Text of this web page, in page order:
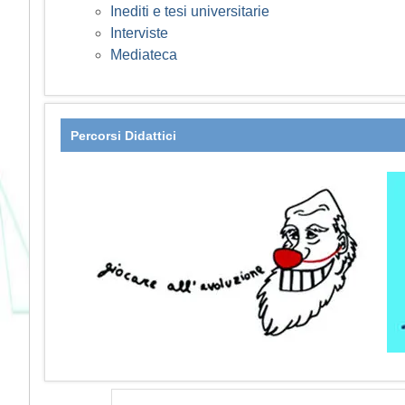
Inediti e tesi universitarie
Interviste
Mediateca
Percorsi Didattici